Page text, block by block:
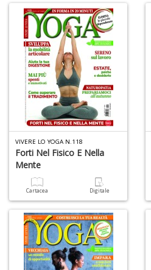
VIVERE LO YOGA N.118
Forti Nel Fisico E Nella
Mente
Cartacea Digitale